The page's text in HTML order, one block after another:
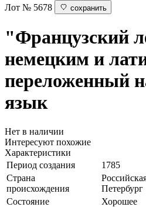
Лот № 5678
сохранить
"Французский
немецким и
переложенный
язык
Нет в наличии
Интересуют похожие
Характеристики
Период создания
1785
Страна
происхождения
Петербург
Состояние
Хорошее